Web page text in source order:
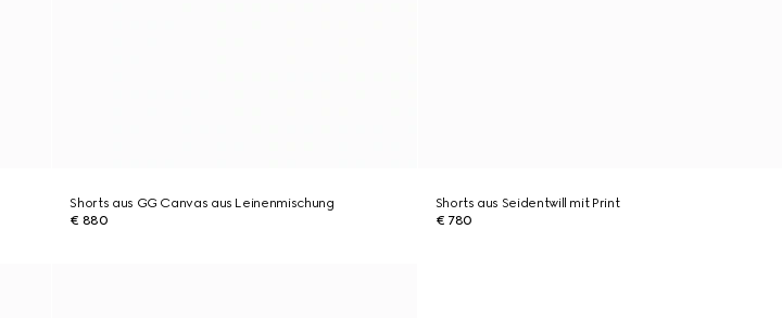
Shorts aus GG Canvas aus Leinenmischung
€ 880
Shorts aus Seidentwill mit Print
€ 780